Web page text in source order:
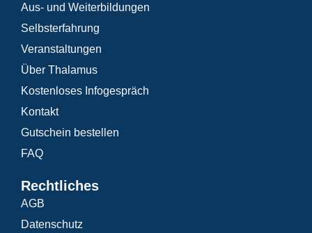
Aus- und Weiterbildungen
Selbsterfahrung
Veranstaltungen
Über Thalamus
Kostenloses Infogespräch
Kontakt
Gutschein bestellen
FAQ
Rechtliches
AGB
Datenschutz